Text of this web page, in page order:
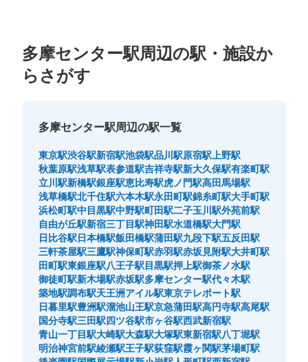
ココリア多摩センター コインロッカー
多摩モノレール 多摩センター駅駅から徒歩10分
本日の営業時間
保管できる荷物数
10/ ¥100
支払い方法
現金
このコインロッカーの位置を見る
多摩センター駅周辺の駅・施設か
らさがす
多摩センター駅周辺の駅一覧
東京駅渋谷駅新宿駅池袋駅品川駅原宿駅 上野駅
秋葉原駅浅草駅表参道駅吉祥寺駅新大久保駅有楽町駅
立川駅新橋駅銀座駅恵比寿駅虎ノ門駅高田馬場駅
浅草橋駅北千住駅六本木駅永田町駅錦糸町駅大手町駅
浜松町駅中目黒駅中野駅町田駅二子玉川駅外苑前駅
自由が丘駅新宿三丁目駅神田駅水道橋駅大門駅
日比谷駅日本橋駅飯田橋駅蒲田駅九段下駅五反田駅
三軒茶屋駅三鷹駅神保町駅赤羽駅赤坂見附駅大井町駅
田町駅東銀座駅八王子駅目黒駅押上駅御茶ノ水駅
御徒町駅新木場駅赤坂駅多摩センター駅代々木駅
築地駅調布駅天王洲アイル駅東京テレポート駅
日暮里駅豊洲駅溜池山王駅京急蒲田駅高円寺駅高尾駅
国分寺駅三田駅四ツ谷駅市ヶ谷駅西武新宿駅
青山一丁目駅大崎駅大森駅大塚駅東新宿駅八丁堀駅
明治神宮前駅綾瀬駅王子駅荻窪駅霞ヶ関駅茅場町駅